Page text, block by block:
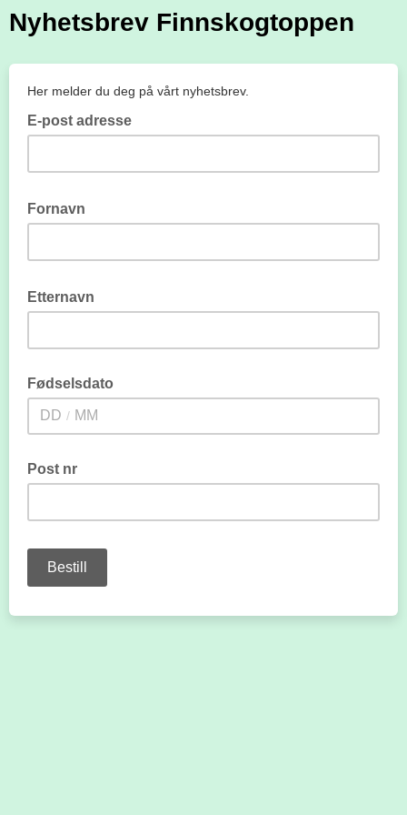
Nyhetsbrev Finnskogtoppen
Her melder du deg på vårt nyhetsbrev.
E-post adresse
Fornavn
Etternavn
Fødselsdato
/
Post nr